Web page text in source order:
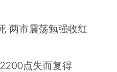
两市震荡勉强收红
点失而复得